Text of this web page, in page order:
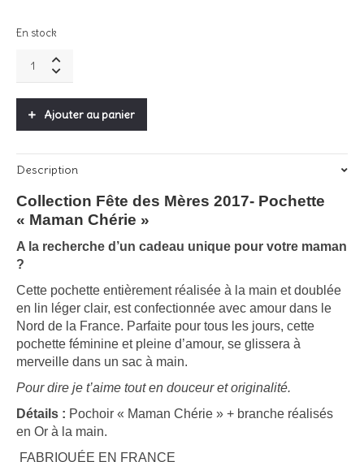
En stock
Pochette
"Maman
Ajouter au panier
Description
Collection Fête des Mères 2017- Pochette
« Maman Chérie »
A la recherche d’un cadeau unique pour votre maman
?
Cette pochette entièrement réalisée à la main et doublée
en lin léger clair, est confectionnée avec amour dans le
Nord de la France. Parfaite pour tous les jours, cette
pochette féminine et pleine d’amour, se glissera à
merveille dans un sac à main.
Pour dire je t’aime tout en douceur et originalité.
Détails : Pochoir « Maman Chérie » + branche réalisés
en Or à la main.
FABRIQUÉE EN FRANCE